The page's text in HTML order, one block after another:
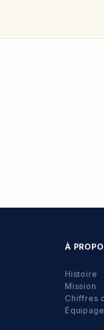
À
Histoire
Mission
Chiffres
Équipage